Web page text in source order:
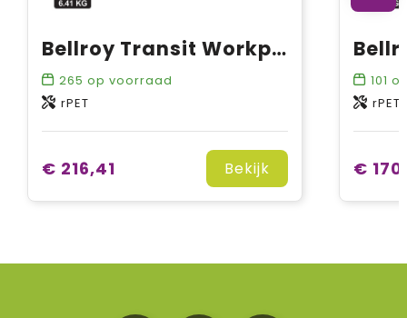
Bellroy Transit Workpack Pro 28L
265 op voorraad
rPET
€ 216,41 Bekijk
101
rPET
€